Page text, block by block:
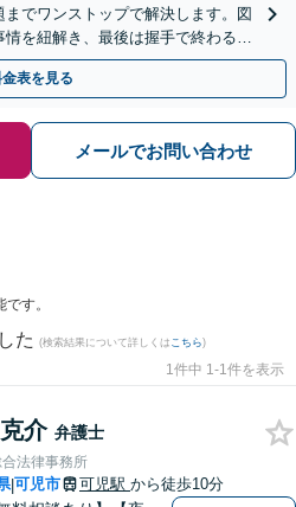
でワンストップで解決します。図
を紐解き、最後は握手で終わる円
ア・神奈川県対応】
表を見る
メールでお問い合わせ
す。
た (検索結果について詳しくは こちら)
1件中 1-1件を表示
介 弁護士
法律事務所
|可児市 可児駅 から徒歩10分